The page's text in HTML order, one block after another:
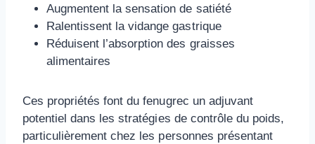
Augmentent la sensation de satiété
Ralentissent la vidange gastrique
Réduisent l’absorption des graisses
alimentaires
Ces propriétés font du fenugrec un adjuvant
potentiel dans les stratégies de contrôle du poids,
particulièrement chez les personnes présentant